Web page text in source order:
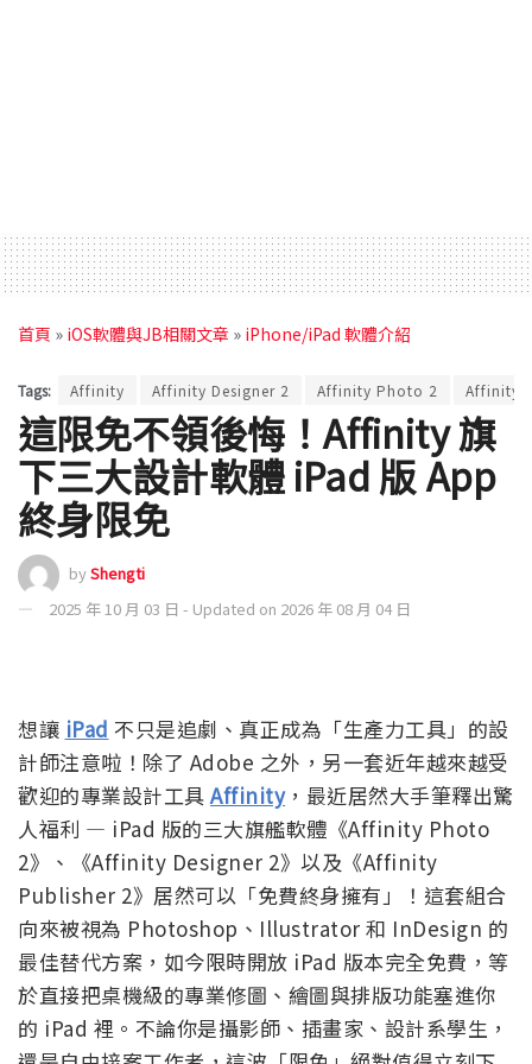
首頁 » iOS軟體與JB相關文章 » iPhone/iPad 軟體介紹
Tags: Affinity Affinity Designer 2 Affinity Photo 2 Affinity
這限免不領後悔！Affinity 旗
下三大設計軟體 iPad 版 App
終身限免
byShengti
2025 年 10 月 03 日 - Updated on 2026 年 08 月 04 日
想讓 iPad 不只是追劇、真正成為「生產力工具」的設
計師注意啦！除了 Adobe 之外，另一套近年越來越受
歡迎的專業設計工具Affinity，最近居然大手筆釋出驚
人福利 — iPad 版的三大旗艦軟體《Affinity Photo
2》、《Affinity Designer 2》以及《Affinity
Publisher 2》居然可以「免費終身擁有」！這套組合
向來被視為 Photoshop、Illustrator 和 InDesign 的
最佳替代方案，如今限時開放 iPad 版本完全免費，等
於直接把桌機級的專業修圖、繪圖與排版功能塞進你
的 iPad 裡。不論你是攝影師、插畫家、設計系學生，